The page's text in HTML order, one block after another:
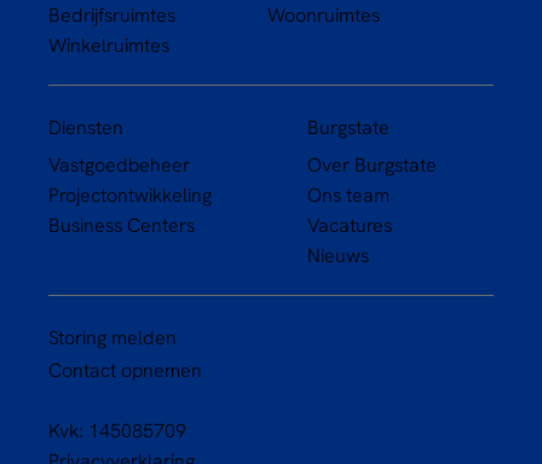
Bedrijfsruimtes
Winkelruimtes
Woonruimtes
Diensten
Vastgoedbeheer
Projectontwikkeling
Business Centers
Burgstate
Over Burgstate
Ons team
Vacatures
Nieuws
Storing melden
Contact opnemen
Kvk: 145085709